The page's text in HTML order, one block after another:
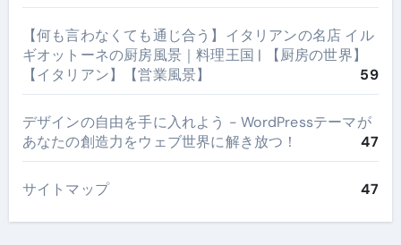
【何も言わなくても通じ合う】イタリアンの名店 イル
ギオットーネの厨房風景｜料理王国 | 【厨房の世界】
【イタリアン】【営業風景】
59
デザインの自由を手に入れよう - WordPressテーマが
あなたの創造力をウェブ世界に解き放つ！
47
サイトマップ 47